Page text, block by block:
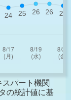
パート機関
の統計値に基